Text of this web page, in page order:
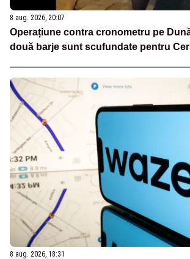
8 aug. 2026, 20:07
Operațiune contra cronometru pe
două barje sunt scufundate pentru
8 aug. 2026, 18:31